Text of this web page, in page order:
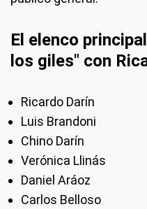
El elenco
los giles" con
Ricardo Darín
Luis Brandoni
Chino Darín
Verónica Llinás
Daniel Aráoz
Carlos Belloso